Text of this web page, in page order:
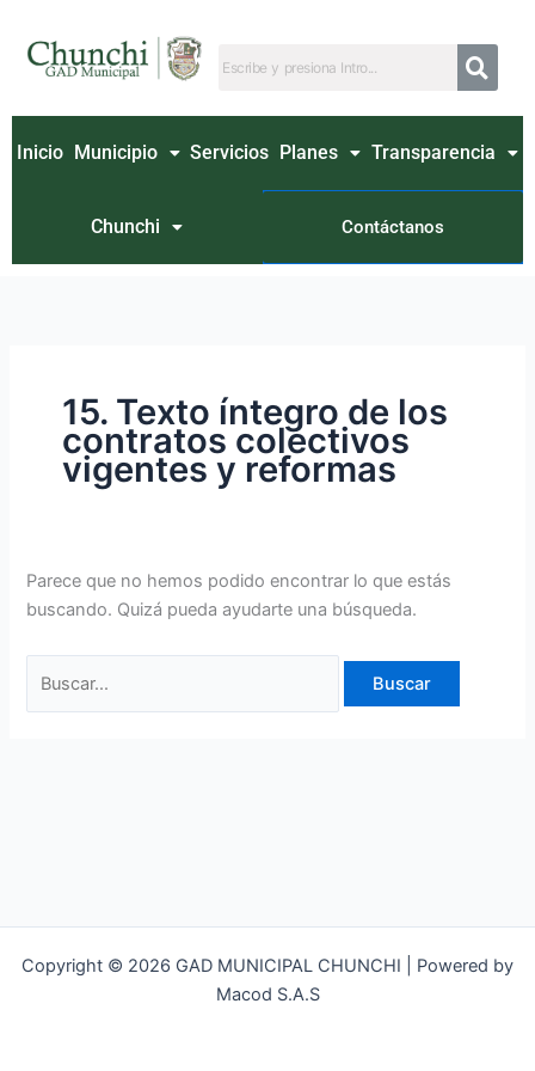
contenido
Inicio Municipio Servicios Planes Transparencia
Chunchi Contáctanos
15. Texto íntegro de los
contratos colectivos
vigentes y reformas
Parece que no hemos podido encontrar lo que estás
buscando. Quizá pueda ayudarte una búsqueda.
por:
Copyright © 2026 GAD MUNICIPAL CHUNCHI | Powered by
Macod S.A.S